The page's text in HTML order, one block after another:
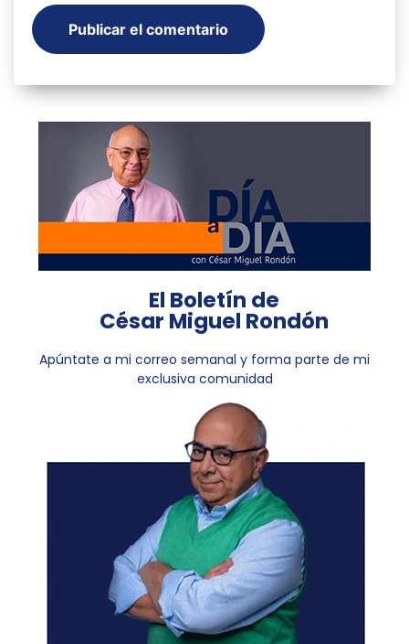
El Boletín de
César Miguel Rondón
Apúntate a mi correo semanal y forma parte de mi
exclusiva comunidad